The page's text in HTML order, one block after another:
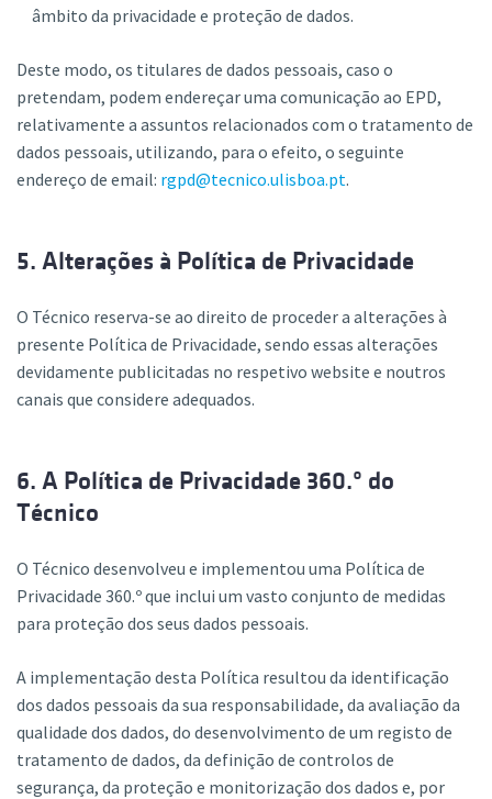
âmbito da privacidade e proteção de dados.
Deste modo, os titulares de dados pessoais, caso o
pretendam, podem endereçar uma comunicação ao EPD,
relativamente a assuntos relacionados com o tratamento de
dados pessoais, utilizando, para o efeito, o seguinte
endereço de email: rgpd@tecnico.ulisboa.pt.
5. Alterações à Política de Privacidade
O Técnico reserva-se ao direito de proceder a alterações à
presente Política de Privacidade, sendo essas alterações
devidamente publicitadas no respetivo website e noutros
canais que considere adequados.
6. A Política de Privacidade 360.º do
Técnico
O Técnico desenvolveu e implementou uma Política de
Privacidade 360.º que inclui um vasto conjunto de medidas
para proteção dos seus dados pessoais.
A implementação desta Política resultou da identificação
dos dados pessoais da sua responsabilidade, da avaliação da
qualidade dos dados, do desenvolvimento de um registo de
tratamento de dados, da definição de controlos de
segurança, da proteção e monitorização dos dados e, por